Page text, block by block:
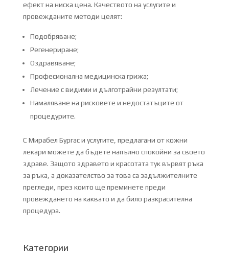
ефект на ниска цена. Качеството на услугите и
провежданите методи целят:
Подобряване;
Регенериране;
Оздравяване;
Професионална медицинска грижа;
Лечение с видими и дълготрайни резултати;
Намаляване на рисковете и недостатъците от
процедурите.
С Мирабел Бургас и услугите, предлагани от кожни
лекари можете да бъдете напълно спокойни за своето
здраве. Защото здравето и красотата тук вървят ръка
за ръка, а доказателство за това са задължителните
прегледи, през които ще преминете преди
провеждането на каквато и да било разкрасителна
процедура.
Категории